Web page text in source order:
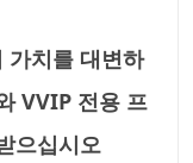
가치를 대변하
VVIP 전용 프
으십시오